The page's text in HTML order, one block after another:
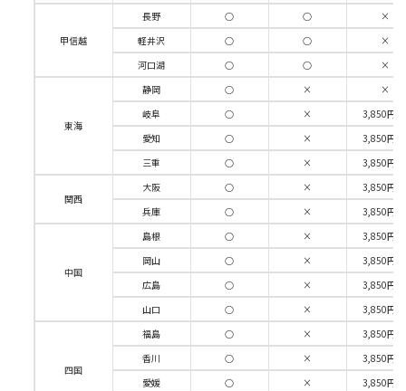
甲信越
長野 ○ ○
×
軽井沢
○ ○
×
河口湖
○ ○ ×
東海
静岡 ○ ×
×
岐阜
○ ×
3,850円/
愛知
○ ×
3,850円/
三重
○ × 3,850円/
関西
大阪 ○ ×
3,850円/
兵庫
○ × 3,850円/
中国
島根 ○ ×
3,850円/
岡山
○ ×
3,850円/
広島
○ ×
3,850円/
山口
○ × 3,850円/
四国
福島 ○ ×
3,850円/
香川
○ ×
3,850円/
愛媛
○ ×
3,850円/